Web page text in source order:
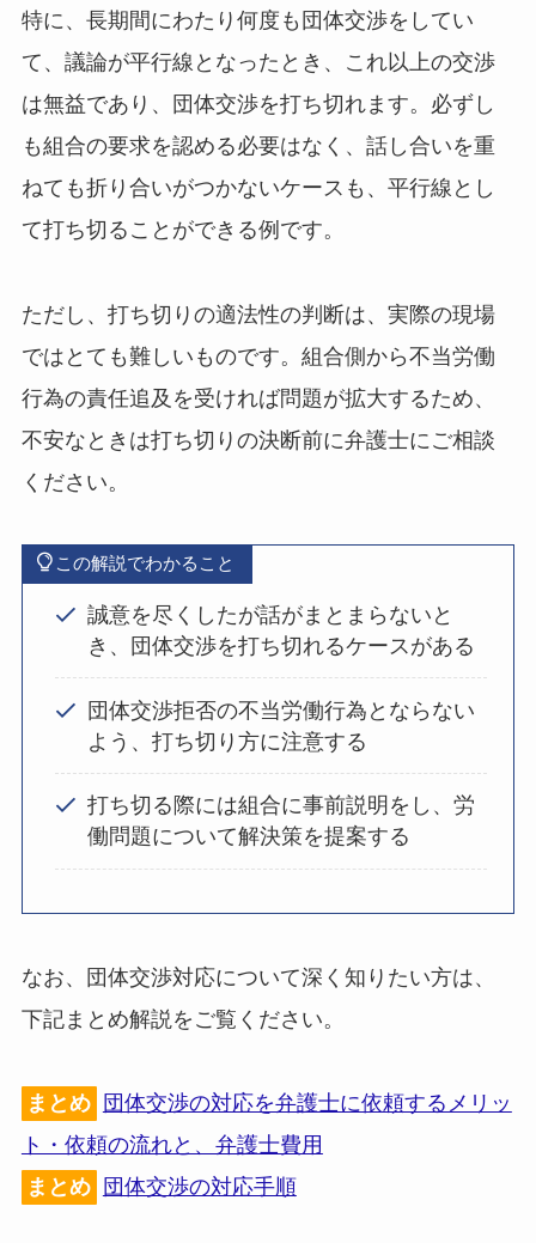
特に、長期間にわたり何度も団体交渉をしてい
て、議論が平行線となったとき、これ以上の交渉
は無益であり、団体交渉を打ち切れます。必ずし
も組合の要求を認める必要はなく、話し合いを重
ねても折り合いがつかないケースも、平行線とし
て打ち切ることができる例です。
ただし、打ち切りの適法性の判断は、実際の現場
ではとても難しいものです。組合側から不当労働
行為の責任追及を受ければ問題が拡大するため、
不安なときは打ち切りの決断前に弁護士にご相談
ください。
この解説でわかること
誠意を尽くしたが話がまとまらないと
き、団体交渉を打ち切れるケースがある
団体交渉拒否の不当労働行為とならない
よう、打ち切り方に注意する
打ち切る際には組合に事前説明をし、労
働問題について解決策を提案する
なお、団体交渉対応について深く知りたい方は、
下記まとめ解説をご覧ください。
まとめ
団体交渉の対応を弁護士に依頼するメリッ
ト・依頼の流れと、弁護士費用
まとめ
団体交渉の対応手順